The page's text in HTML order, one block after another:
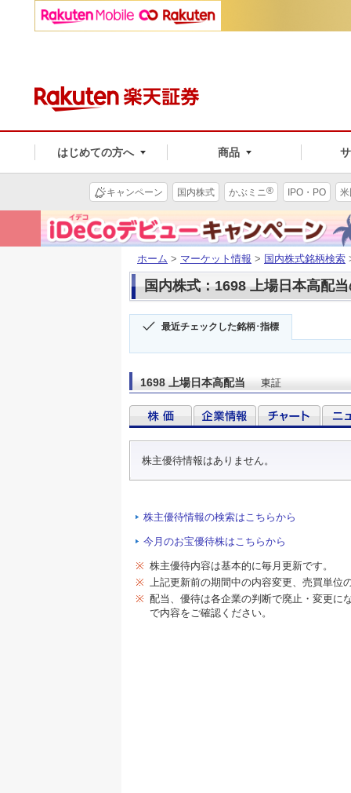
はじめての方へ 商品
キャンペーン 国内株式 かぶミニ® IPO・PO
ホーム > マーケット情報 > 国内株式銘柄検索
国内株式：1698 上場日本高配
最近チェックした銘柄･指標
1698 上場日本高配当 東証
株主優待情報はありません。
株主優待情報の検索はこちらから
今月のお宝優待株はこちらから
※ 株主優待内容は基本的に毎月更新です。
※ 上記更新前の期間中の内容変更、売買単位
※ 配当、優待は各企業の判断で廃止・変更に
で内容をご確認ください。